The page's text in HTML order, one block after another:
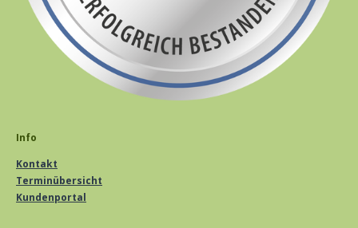
Info
Kontakt
Terminübersicht
Kundenportal